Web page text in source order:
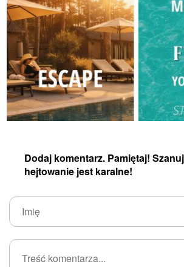
Dodaj komentarz. Pamiętaj!
hejtowanie jest karalne!